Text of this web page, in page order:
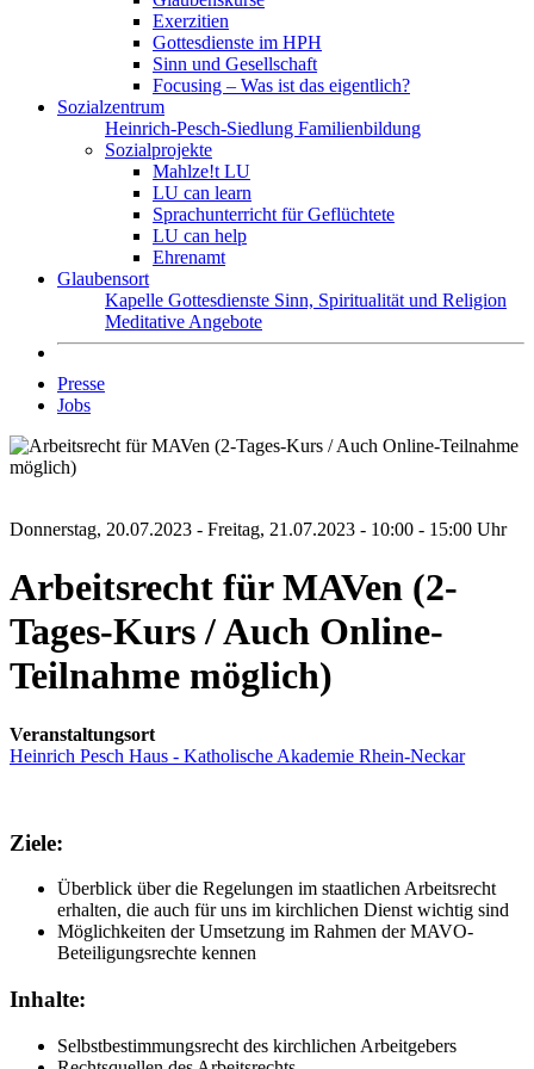
Exerzitien
Gottesdienste im HPH
Sinn und Gesellschaft
Focusing – Was ist das eigentlich?
Sozialzentrum
Heinrich-Pesch-Siedlung Familienbildung
Sozialprojekte
Mahlze!t LU
LU can learn
Sprachunterricht für Geflüchtete
LU can help
Ehrenamt
Glaubensort
Kapelle Gottesdienste Sinn, Spiritualität und Religion
Meditative Angebote
Presse
Jobs
Donnerstag, 20.07.2023 - Freitag, 21.07.2023 - 10:00 - 15:00 Uhr
Arbeitsrecht für MAVen (2-
Tages-Kurs / Auch Online-
Teilnahme möglich)
Veranstaltungsort
Heinrich Pesch Haus - Katholische Akademie Rhein-Neckar
Ziele:
Überblick über die Regelungen im staatlichen Arbeitsrecht
erhalten, die auch für uns im kirchlichen Dienst wichtig sind
Möglichkeiten der Umsetzung im Rahmen der MAVO-
Beteiligungsrechte kennen
Inhalte:
Selbstbestimmungsrecht des kirchlichen Arbeitgebers